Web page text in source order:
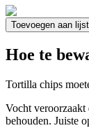
Toevoegen aan lijst
Hoe te
Tortilla chips
Vocht veroorzaakt
behouden. Juiste